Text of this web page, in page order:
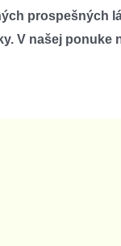
prospešných
V našej ponuke